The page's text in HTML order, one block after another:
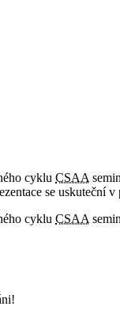
cyklu CSAA
se uskuteční
cyklu CSAA